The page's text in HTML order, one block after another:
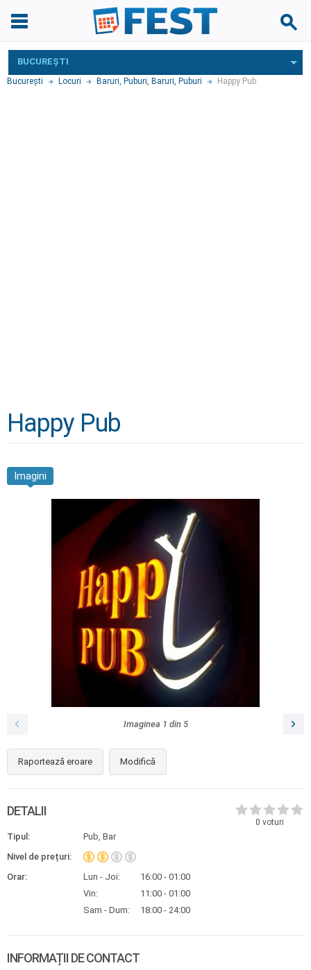
BUCUREŞTI
Bucureşti Locuri Baruri, Puburi, Baruri, Puburi Happy Pub
Happy Pub
Imagini
Imaginea 1 din 5
Raportează eroare Modifică
0 voturi
DETALII
Tipul:
Pub, Bar
Nivel de prețuri:
Orar:
Lun - Joi:
16:00 - 01:00
Vin:
11:00 - 01:00
Sam - Dum:
18:00 - 24:00
INFORMAȚII DE CONTACT